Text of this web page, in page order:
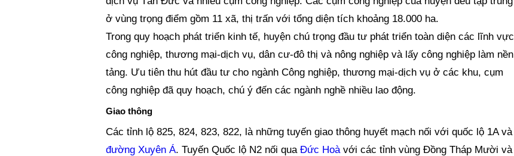
ở vùng trọng điểm gồm 11 xã, thị trấn với tổng diện tích khoảng 18.000 ha.
Trong quy hoạch phát triển kinh tế, huyện chú trọng đầu tư phát triển toàn diện các lĩnh vực
công nghiệp, thương mại-dịch vụ, dân cư-đô thị và nông nghiệp và lấy công nghiệp làm nền
tảng. Ưu tiên thu hút đầu tư cho ngành Công nghiệp, thương mại-dịch vụ ở các khu, cụm
công nghiệp đã quy hoạch, chú ý đến các ngành nghề nhiều lao động.
Giao thông
Các tỉnh lộ 825, 824, 823, 822, là những tuyến giao thông huyết mạch nối với quốc lộ 1A và
đường Xuyên Á. Tuyến Quốc lộ N2 nối qua Đức Hoàvới các tỉnh vùng Đồng Tháp Mười và